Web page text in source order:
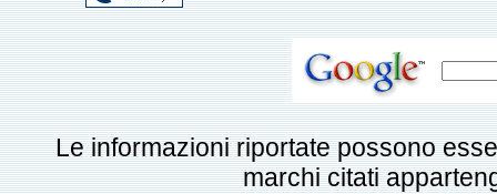
Le informazioni riportate possono
marchi citati